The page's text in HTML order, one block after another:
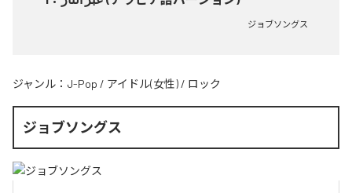
ジョブソングス
ジャンル： J-Pop / アイドル(女性) / ロック
ジョブソングス